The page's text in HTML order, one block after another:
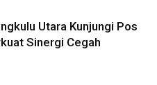
Utara Kunjungi Pos
Sinergi Cegah